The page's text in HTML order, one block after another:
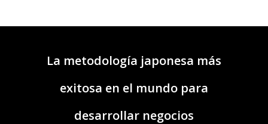
La metodología japonesa más
exitosa en el mundo para
desarrollar negocios